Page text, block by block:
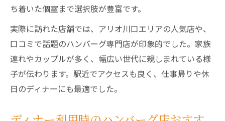
ち着いた個室まで選択肢が豊富です。
実際に訪れた店舗では、アリオ川口エリアの人気店や、
口コミで話題のハンバーグ専門店が印象的でした。家族
連れやカップルが多く、幅広い世代に親しまれている様
子が伝わります。駅近でアクセスも良く、仕事帰りや休
日のディナーにも最適でした。